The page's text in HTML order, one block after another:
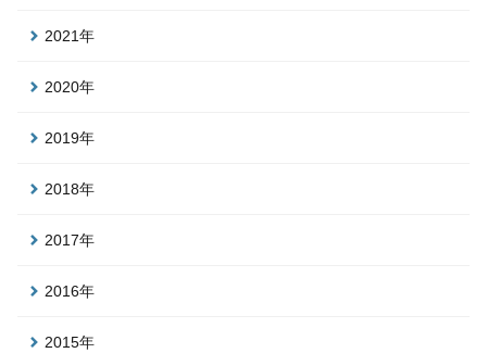
2021年
2020年
2019年
2018年
2017年
2016年
2015年